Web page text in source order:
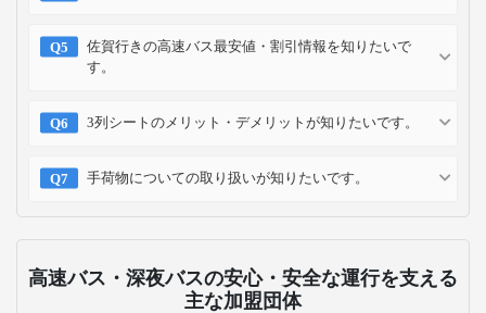
佐賀行きの高速バス最安値・割引情報を知りたいで
す。
3列シートのメリット・デメリットが知りたいです。
手荷物についての取り扱いが知りたいです。
高速バス・深夜バスの安心・安全な運行を支える
主な加盟団体